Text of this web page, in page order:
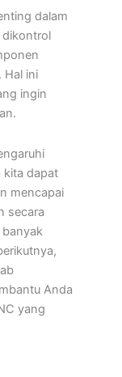
dalam
dikontrol
Hal ini
ingin
kita dapat
mencapai
secara
banyak
Anda
yang